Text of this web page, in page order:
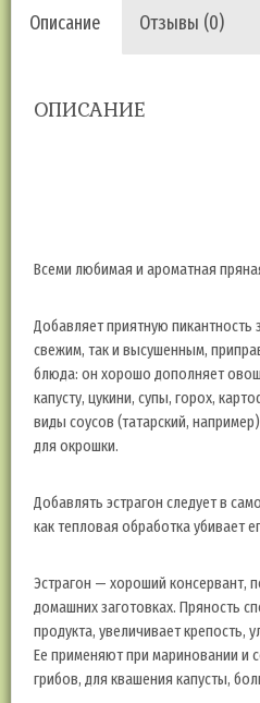
своей
Описание Отзывы (0)
ОПИСАНИЕ
Всеми любимая и ароматная
Добавляет приятную пикантность
свежим, так и высушенным,
блюда: он хорошо дополняет
капусту, цукини, супы, горох,
виды соусов (татарский,
для окрошки.
Добавлять эстрагон следует в
как тепловая обработка убивает
Эстрагон — хороший консервант,
домашних заготовках. Пряность
продукта, увеличивает крепость,
Ее применяют при мариновании и
грибов, для квашения капусты,